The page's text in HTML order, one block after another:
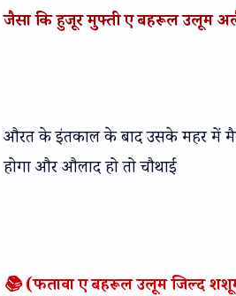
जैसा कि हुजूर मुफ्ती ए बहरूल उलूम
औरत के इंतकाल के बाद उसके महर में
होगा और औलाद हो तो चौथाई
📚 (फतावा ए बहरूल उलूम जिल्द